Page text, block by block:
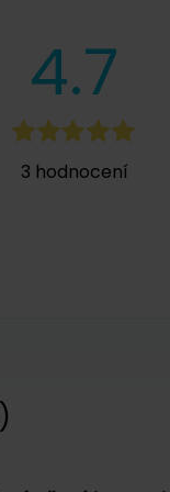
4.7
3 hodnocení
)